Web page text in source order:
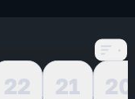
22 21
20